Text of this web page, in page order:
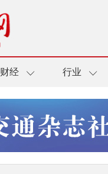
财经 行业